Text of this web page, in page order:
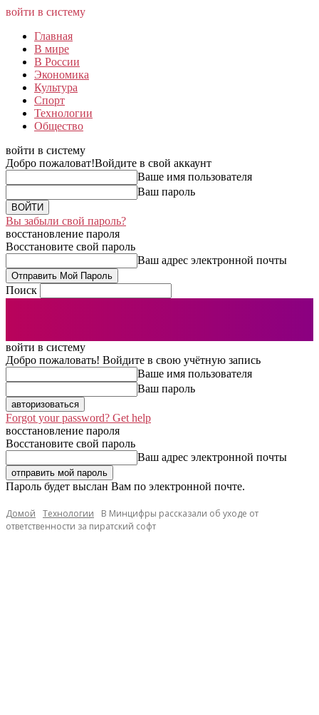
войти в систему
Главная
В мире
В России
Экономика
Культура
Спорт
Технологии
Общество
войти в систему
Добро пожаловат!Войдите в свой аккаунт
Ваше имя пользователя
Ваш пароль
Вы забыли свой пароль?
восстановление пароля
Восстановите свой пароль
Ваш адрес электронной почты
Поиск
войти в систему
Добро пожаловать! Войдите в свою учётную запись
Ваше имя пользователя
Ваш пароль
Forgot your password? Get help
восстановление пароля
Восстановите свой пароль
Ваш адрес электронной почты
Пароль будет выслан Вам по электронной почте.
Домой Технологии
В Минцифры рассказали об уходе от
ответственности за пиратский софт